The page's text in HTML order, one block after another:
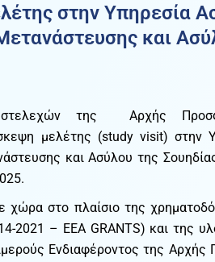
i
l
στην Υπηρεσία
και
στελεχών της Αρχής
μελέτης (study visit) στην
και Ασύλου της
χώρα στο πλαίσιο της
2021 – EEA GRANTS) και της
Ενδιαφέροντος της